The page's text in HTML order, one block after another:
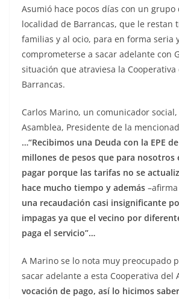
Asumió hace pocos días con un grupo
localidad de Barrancas, que le restan
familias y al ocio, para en forma seria
comprometerse a sacar adelante con
situación que atraviesa la Cooperativa
Barrancas.
Carlos Marino, un comunicador
Asamblea, Presidente de la
…“Recibimos una Deuda con la EPE
millones de pesos que para nosotros
pagar porque las tarifas no se
hace mucho tiempo y además
una recaudación casi insignificante
impagas ya que el vecino por
paga el servicio”…
A Marino se lo nota muy preocupado
sacar adelante a esta Cooperativa del
vocación de pago, así lo hicimos